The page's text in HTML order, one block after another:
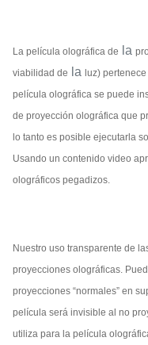
La película olográfica de la
viabilidad de
la luz)
película olográfica se puede
de proyección olográfica que
lo tanto es posible ejecutarla
Usando un contenido video
olográficos pegadizos.
Nuestro uso transparente de
proyecciones olográficas.
proyecciones “normales” en
película será invisible al no
utiliza para la película